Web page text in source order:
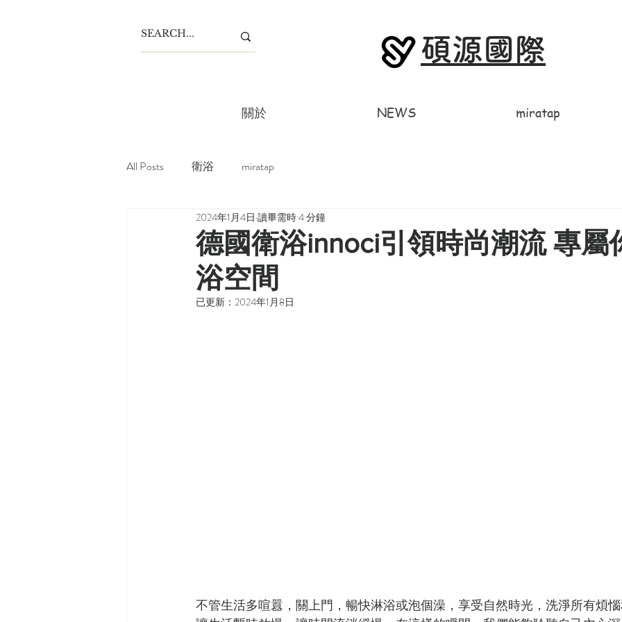
碩源國際
關於 NEWS miratap
All Posts 衛浴 miratap
德國衛浴innoci引領時尚潮流 專屬
浴空間
2024年1月4日 讀畢需時 4 分鐘
已更新： 2024年1月8日
不管生活多喧囂，關上門，暢快淋浴或泡個澡，享受自然時光，洗淨所有煩